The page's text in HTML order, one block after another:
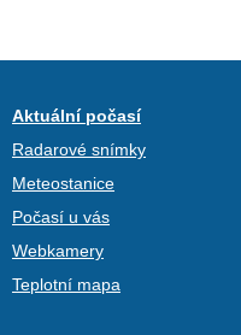
Aktuální počasí
Radarové snímky
Meteostanice
Počasí u vás
Webkamery
Teplotní mapa